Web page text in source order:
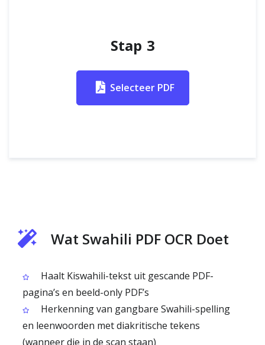
Stap 3
Selecteer PDF
Wat Swahili PDF OCR Doet
Haalt Kiswahili-tekst uit gescande PDF-
pagina’s en beeld-only PDF’s
Herkenning van gangbare Swahili-spelling
en leenwoorden met diakritische tekens
(wanneer die in de scan staan)